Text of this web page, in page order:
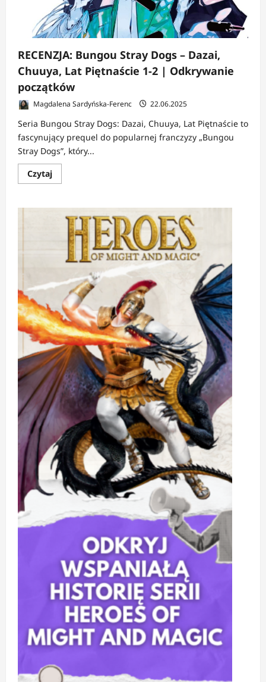
RECENZJA: Bungou Stray Dogs – Dazai,
Chuuya, Lat Piętnaście 1-2 | Odkrywanie
początków
Magdalena Sardyńska-Ferenc 22.06.2025
Seria Bungou Stray Dogs: Dazai, Chuuya, Lat Piętnaście to
fascynujący prequel do popularnej franczyzy „Bungou
Stray Dogs”, który...
CzytajDowiedz
się
RECENZJA:
Bungou
Stray
Dogs
Dazai,
Chuuya,
Piętnaście
1-
2
Odkrywanie
początków